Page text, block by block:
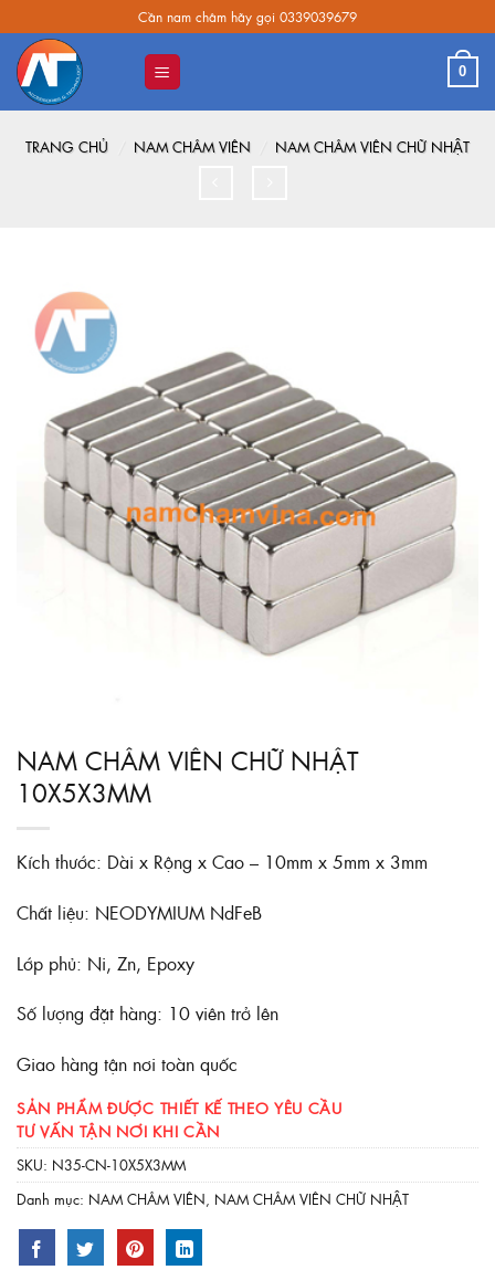
to
content
Cần nam châm hãy gọi 0339039679
0
TRANG CHỦ NAM CHÂM VIÊN NAM CHÂM VIÊN CHỮ NHẬT
NAM CHÂM VIÊN CHỮ NHẬT
10X5X3MM
Kích thước: Dài x Rộng x Cao – 10mm x 5mm x 3mm
Chất liệu: NEODYMIUM NdFeB
Lớp phủ: Ni, Zn, Epoxy
Số lượng đặt hàng: 10 viên trở lên
Giao hàng tận nơi toàn quốc
SẢN PHẨM ĐƯỢC THIẾT KẾ THEO YÊU CẦU
TƯ VẤN TẬN NƠI KHI CẦN
SKU: N35-CN-10X5X3MM
Danh mục: NAM CHÂM VIÊN NAM CHÂM VIÊN CHỮ NHẬT